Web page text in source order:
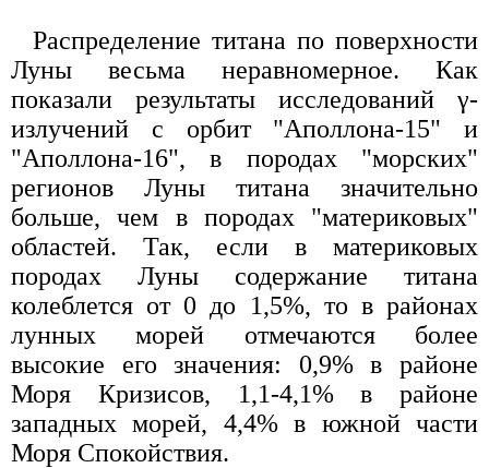
Распределение титана по поверхности
Луны весьма неравномерное. Как
показали результаты исследований γ-
излучений с орбит "Аполлона-15" и
"Аполлона-16", в породах "морских"
регионов Луны титана значительно
больше, чем в породах "материковых"
областей. Так, если в материковых
породах Луны содержание титана
колеблется от 0 до 1,5%, то в районах
лунных морей отмечаются более
высокие его значения: 0,9% в районе
Моря Кризисов, 1,1-4,1% в районе
западных морей, 4,4% в южной части
Моря Спокойствия.